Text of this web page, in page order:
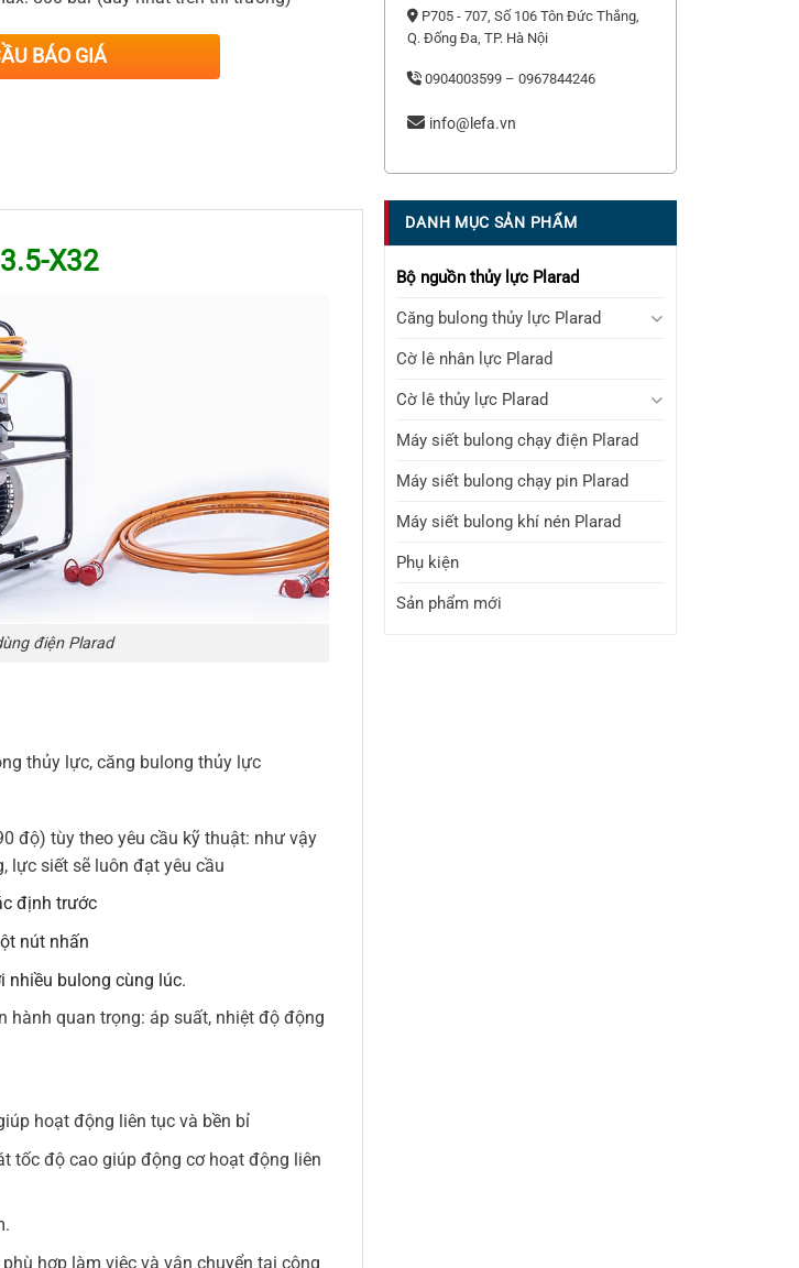
BÁO GIÁ
X32
điện Plarad
thủy lực, căng bulong thủy lực
độ) tùy theo yêu cầu kỹ thuật: như vậy
lực siết sẽ luôn đạt yêu cầu
định trước
nút nhấn
nhiều bulong cùng lúc.
quan trọng: áp suất, nhiệt độ động
hoạt động liên tục và bền bỉ
tốc độ cao giúp động cơ hoạt động liên
hợp làm việc và vận chuyển tại công
P705 - 707, Số 106 Tôn Đức Thắng,
Q. Đống Đa, TP. Hà Nội
0904003599 – 0967844246
info@lefa.vn
DANH MỤC SẢN PHẨM
Bộ nguồn thủy lực Plarad
Căng bulong thủy lực Plarad
Cờ lê nhân lực Plarad
Cờ lê thủy lực Plarad
Máy siết bulong chạy điện Plarad
Máy siết bulong chạy pin Plarad
Máy siết bulong khí nén Plarad
Phụ kiện
Sản phẩm mới